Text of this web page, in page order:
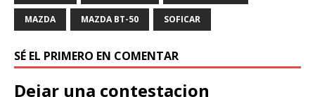
MAZDA MAZDA BT-50 SOFICAR
SÉ EL PRIMERO EN COMENTAR
Dejar una contestacion